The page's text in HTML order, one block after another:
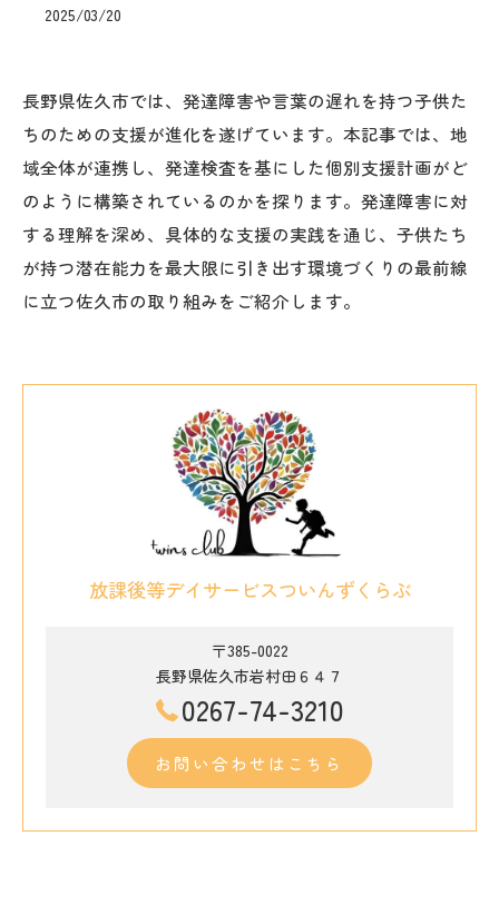
2025/03/20
長野県佐久市では、発達障害や言葉の遅れを持つ子供た
ちのための支援が進化を遂げています。本記事では、地
域全体が連携し、発達検査を基にした個別支援計画がど
のように構築されているのかを探ります。発達障害に対
する理解を深め、具体的な支援の実践を通じ、子供たち
が持つ潜在能力を最大限に引き出す環境づくりの最前線
に立つ佐久市の取り組みをご紹介します。
放課後等デイサービスついんずくらぶ
〒385-0022
長野県佐久市岩村田６４７
0267-74-3210
お問い合わせはこちら